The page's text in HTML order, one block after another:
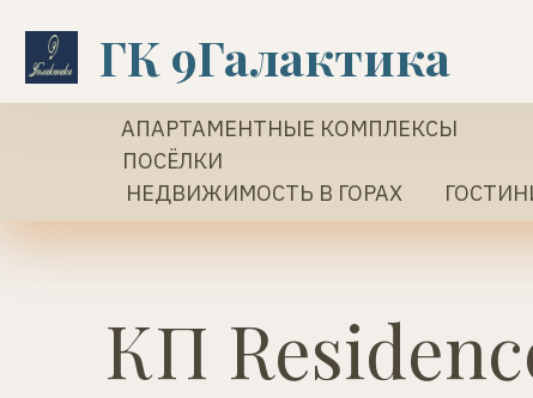
ГК 9Галактика
АПАРТАМЕНТНЫЕ КОМПЛЕКСЫ
ПОСЁЛКИ
НЕДВИЖИМОСТЬ В ГОРАХ
КП